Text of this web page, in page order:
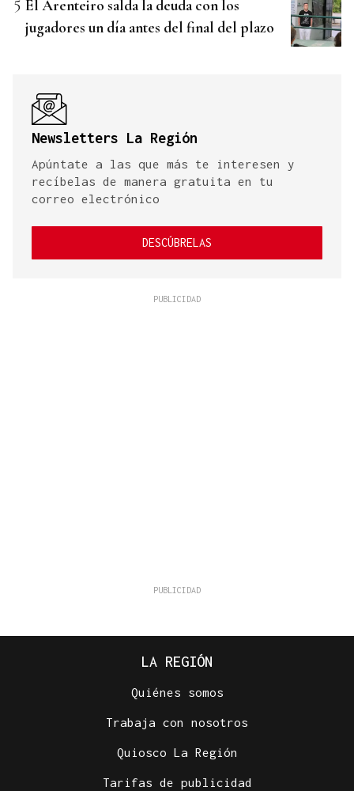
El Arenteiro salda la deuda con los
jugadores un día antes del final del plazo
Newsletters La Región
Apúntate a las que más te interesen y
recíbelas de manera gratuita en tu
correo electrónico
DESCÚBRELAS
LA REGIÓN
Quiénes somos
Trabaja con nosotros
Quiosco La Región
Tarifas de publicidad